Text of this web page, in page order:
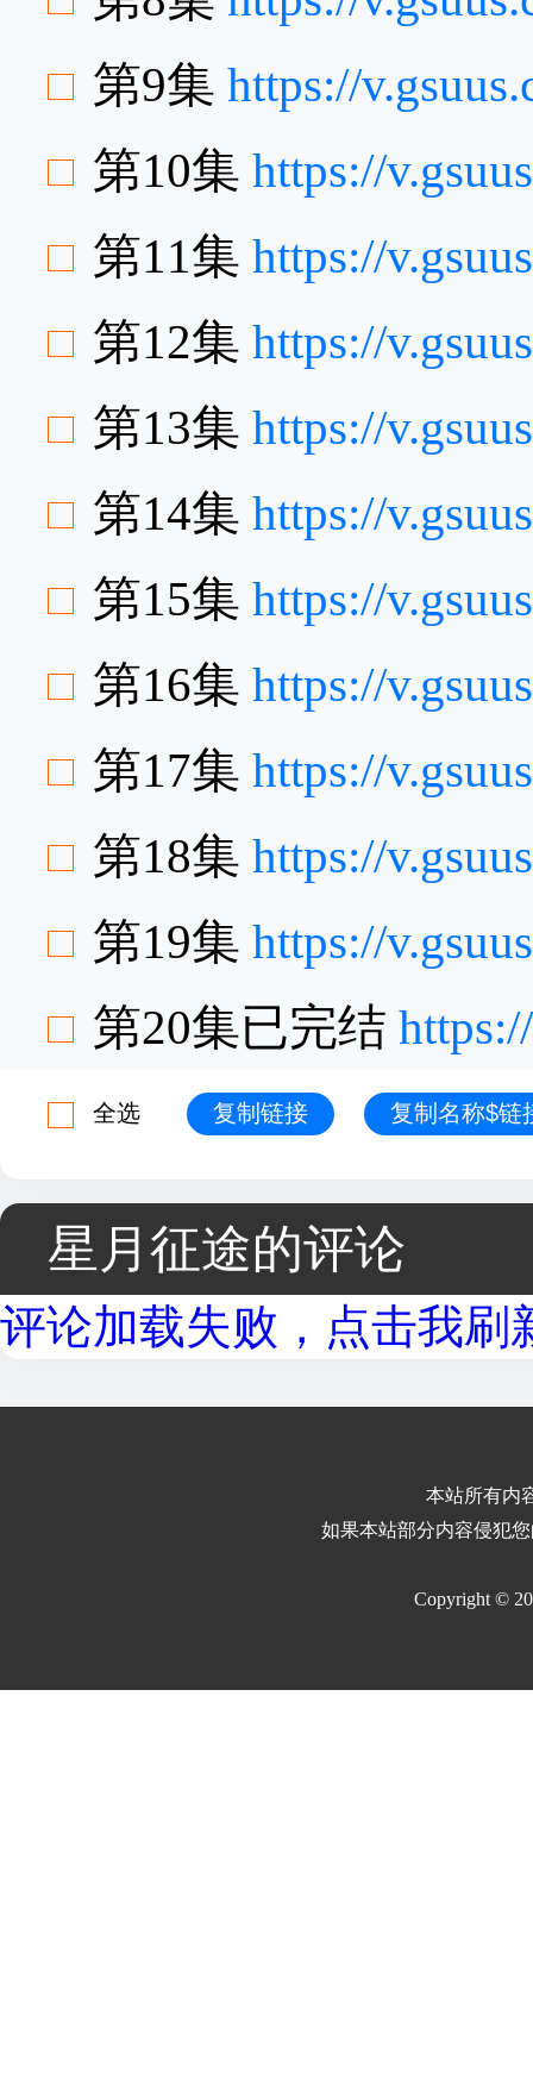
第9集 https://
第10集 https://
第11集 https://
第12集 https://
第13集 https://
第14集 https://
第15集 https://
第16集 https://
第17集 https://
第18集 https://
第19集 https://
第20集已完结
全选 复制链接 复制名称$链
星月征途的评论
评论加载失败，点击我刷
本站所有内
如果本站部分内容侵犯
Copyright ©